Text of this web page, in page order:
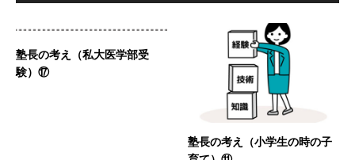
塾長の考え（私大医学部受
験）⑰
塾長の考え（小学生の時の子